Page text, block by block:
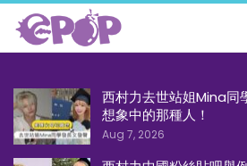
西村力去世站姐Mina同
想象中的那種人！
Aug 7, 2026